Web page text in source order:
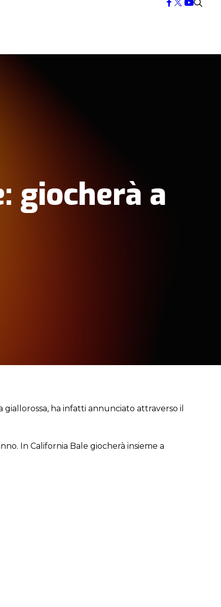
giocherà a
ha infatti annunciato attraverso il
In California Bale giocherà insieme a